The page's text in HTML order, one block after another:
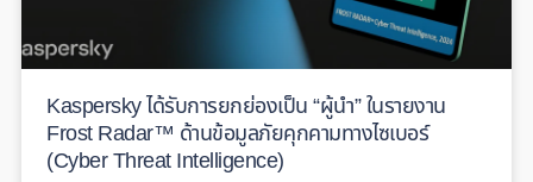
Kaspersky ได้รับการยกย่องเป็น “ผู้นำ” ในรายงาน
Frost Radar™ ด้านข้อมูลภัยคุกคามทางไซเบอร์
(Cyber Threat Intelligence)